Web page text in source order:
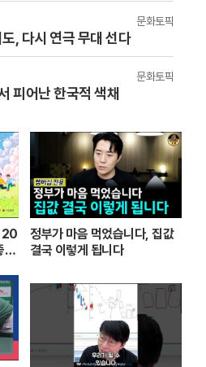
문화토픽
, 다시 연극 무대 선다
문화토픽
피어난 한국적 색채
20
아
정부가 마음 먹었습니다, 집값
결국 이렇게 됩니다